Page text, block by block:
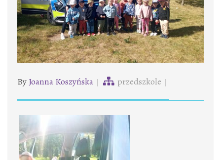
By Joanna Koszyńska przedszkole